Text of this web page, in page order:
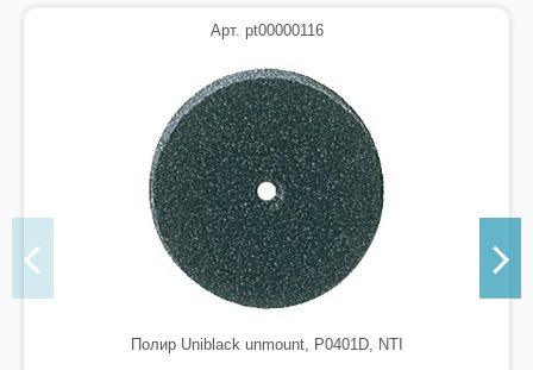
Арт. pt00000116
Полир Uniblack unmount, P0401D, NTI